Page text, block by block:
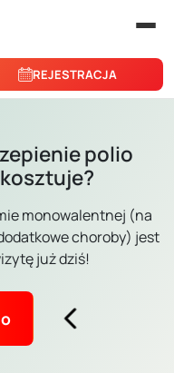
REJESTRACJA
polio
monowalentnej (na
choroby) jest
już dziś!